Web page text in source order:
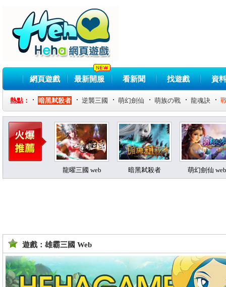
網頁遊戲 最新開服 看新聞 找遊戲 資
熱點： 暗黑弒殺者 逆襲三國 萌幻劍仙 萌族の戰 龍魂訣
龍曜三國 web 暗黑弒殺者 萌幻劍仙 web
遊戲：雄霸三國 Web